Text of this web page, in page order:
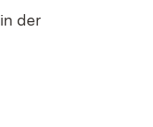
der